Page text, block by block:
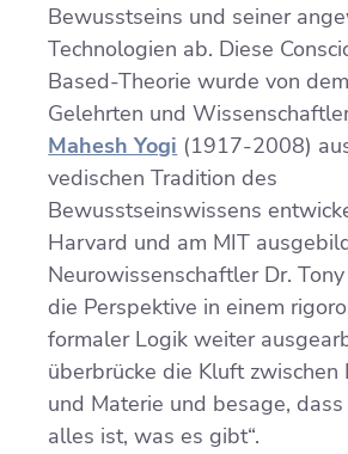
Bewusstseins und seiner
Technologien ab. Diese
Based-Theorie wurde von
Gelehrten und
Mahesh Yogi (1917-2008)
vedischen Tradition des
Bewusstseinswissens
Harvard und am MIT
Neurowissenschaftler Dr.
die Perspektive in einem
formaler Logik weiter
überbrücke die Kluft zwischen
und Materie und besage,
alles ist, was es gibt“.